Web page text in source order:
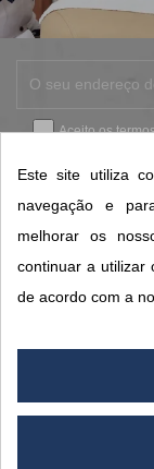
Aceito os
CONTACTOS
Este site utiliza
navegação e
melhorar os
continuar a utilizar
de acordo com a